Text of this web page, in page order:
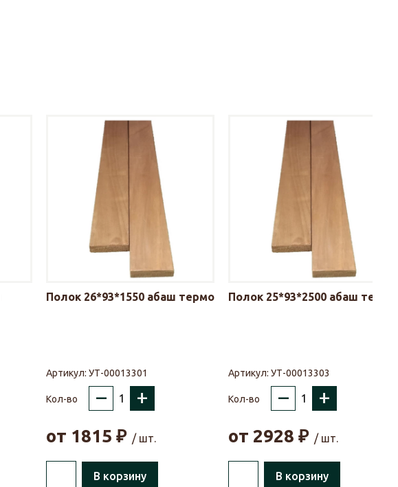
Полок 26*93*1550 абаш термо
Артикул: УТ-00013301
Кол-во – +
от 1815 ₽ / шт.
В корзину
Полок 25*93*2500 абаш термо
Артикул: УТ-00013303
Кол-во – +
от 2928 ₽ / шт.
В корзину